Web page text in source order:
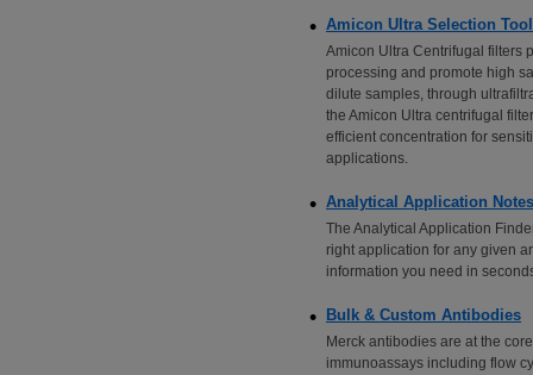
Amicon Ultra Selection Tool
Amicon Ultra Centrifugal filters
processing and promote high
dilute samples, through
the Amicon Ultra centrifugal
efficient concentration for
applications.
Analytical Application
The Analytical Application
right application for any given
information you need in
Bulk & Custom Antibodies
Merck antibodies are at the
immunoassays including flow